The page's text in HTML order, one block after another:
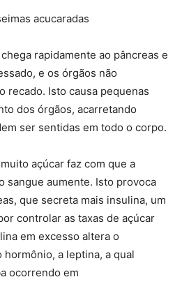
rapidamente ao pâncreas e
e os órgãos não
recado. Isto causa pequenas
dos órgãos, acarretando
ser sentidas em todo o corpo.
açúcar faz com que a
sangue aumente. Isto provoca
que secreta mais insulina, um
controlar as taxas de açúcar
em excesso altera o
a leptina, a qual
ocorrendo em